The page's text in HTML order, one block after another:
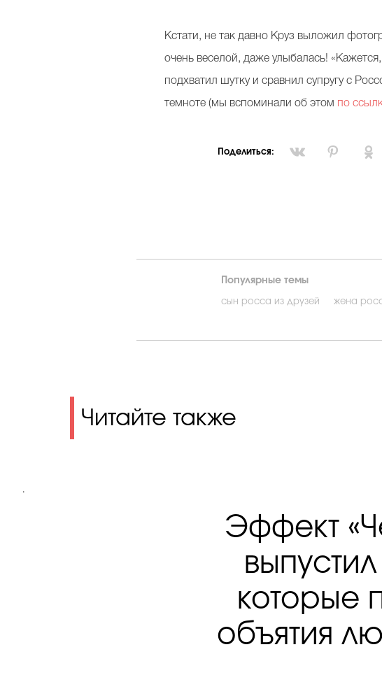
Кстати, не так давно Круз выложил
очень веселой, даже улыбалась!
подхватил шутку и сравнил супругу с
темноте (мы вспоминали об этом по
Поделиться:
Популярные темы
сын росса из друзей жена
Читайте также
.
Эффект
которые
объятия